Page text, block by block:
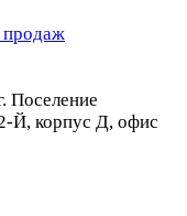
продаж
Поселение
Й, корпус Д, офис